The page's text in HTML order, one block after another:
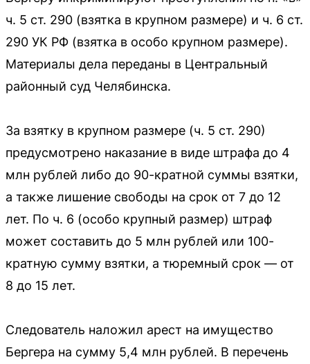
ч. 5 ст. 290 (взятка в крупном размере) и ч. 6 ст.
290 УК РФ (взятка в особо крупном размере).
Материалы дела переданы в Центральный
районный суд Челябинска.
За взятку в крупном размере (ч. 5 ст. 290)
предусмотрено наказание в виде штрафа до 4
млн рублей либо до 90-кратной суммы взятки,
а также лишение свободы на срок от 7 до 12
лет. По ч. 6 (особо крупный размер) штраф
может составить до 5 млн рублей или 100-
кратную сумму взятки, а тюремный срок — от
8 до 15 лет.
Следователь наложил арест на имущество
Бергера на сумму 5,4 млн рублей. В перечень